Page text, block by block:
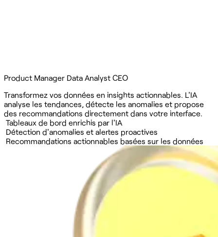
Product Manager Data Analyst CEO
Transformez vos données en insights actionnables. L'IA
analyse les tendances, détecte les anomalies et propose
des recommandations directement dans votre interface.
Tableaux de bord enrichis par l'IA
Détection d'anomalies et alertes proactives
Recommandations actionnables basées sur les données